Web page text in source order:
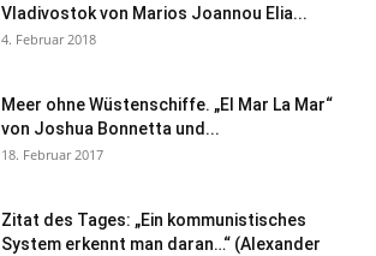
Vladivostok von Marios Joannou Elia...
4. Februar 2018
Meer ohne Wüstenschiffe. „El Mar La Mar“
von Joshua Bonnetta und...
18. Februar 2017
Zitat des Tages: „Ein kommunistisches
System erkennt man daran…“ (Alexander